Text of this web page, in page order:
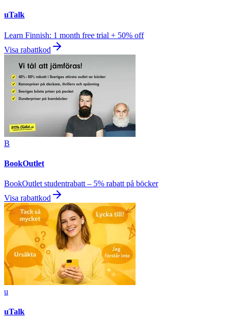
uTalk
Learn Finnish: 1 month free trial + 50% off
Visa rabattkod
B
BookOutlet
BookOutlet studentrabatt – 5% rabatt på böcker
Visa rabattkod
u
uTalk